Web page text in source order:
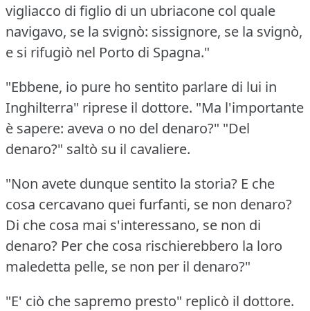
vigliacco di figlio di un ubriacone col quale
navigavo, se la svignò: sissignore, se la svignò,
e si rifugiò nel Porto di Spagna."
"Ebbene, io pure ho sentito parlare di lui in
Inghilterra" riprese il dottore. "Ma l'importante
è sapere: aveva o no del denaro?" "Del
denaro?" saltò su il cavaliere.
"Non avete dunque sentito la storia? E che
cosa cercavano quei furfanti, se non denaro?
Di che cosa mai s'interessano, se non di
denaro? Per che cosa rischierebbero la loro
maledetta pelle, se non per il denaro?"
"E' ciò che sapremo presto" replicò il dottore.